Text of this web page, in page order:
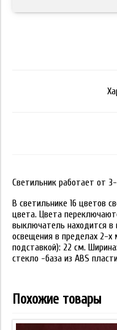
Светильник работает от
В светильнике 16 цветов
цвета. Цвета
выключатель находится в
освещения в пределах 2-
подставкой): 22 см.
стекло -база из ABS
Похожие товары